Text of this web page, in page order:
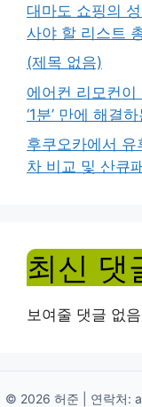
대마도 쇼핑의
사야 할 리스트
(제목 없음)
에어컨 리모컨
‘1분’ 만에 해결
후쿠오카에서
차 비교 및 산큐
최신 댓
보여줄 댓글 없
© 2026 허준 | 연락처: